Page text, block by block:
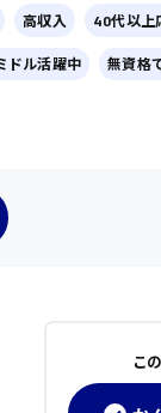
高収入 40代以上
ドル活躍中 無資格
こ